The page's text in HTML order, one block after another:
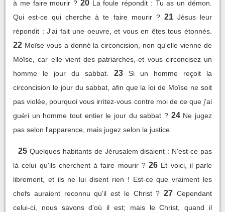
à me faire mourir ? 20 La foule répondit : Tu as un démon.
Qui est-ce qui cherche à te faire mourir ? 21 Jésus leur
répondit : J'ai fait une oeuvre, et vous en êtes tous étonnés.
22 Moïse vous a donné la circoncision,-non qu'elle vienne de
Moïse, car elle vient des patriarches,-et vous circoncisez un
homme le jour du sabbat.
23
Si un homme reçoit la
circoncision le jour du sabbat, afin que la loi de Moïse ne soit
pas violée, pourquoi vous irritez-vous contre moi de ce que j'ai
guéri un homme tout entier le jour du sabbat ? 24 Ne jugez
pas selon l'apparence, mais jugez selon la justice.
25 Quelques habitants de Jérusalem disaient : N'est-ce pas
là celui qu'ils cherchent à faire mourir ? 26 Et voici, il parle
librement, et ils ne lui disent rien ! Est-ce que vraiment les
chefs auraient reconnu qu'il est le Christ ? 27 Cependant
celui-ci, nous savons d'où il est; mais le Christ, quand il